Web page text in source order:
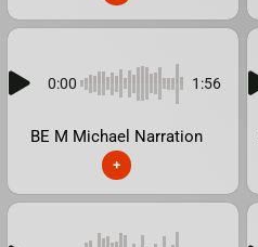
0:00 1:56
BE M Michael Narration
+